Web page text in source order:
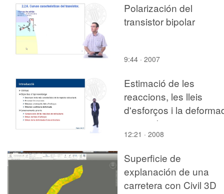
Polarización del
transistor bipolar
9:44 · 2007
Estimació de les
reaccions, les lleis
d'esforços i la
en una biga continua
12:21 · 2008
Superficie de
explanación de una
carretera con Civil 3D